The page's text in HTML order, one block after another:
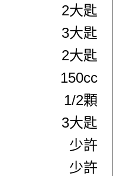
2大匙
3大匙
2大匙
150cc
1/2顆
3大匙
少許
少許